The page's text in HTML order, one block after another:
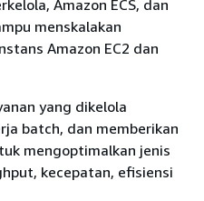
Amazon ECS, dan
menskalakan
Amazon EC2 dan
yang dikelola
batch, dan memberikan
mengoptimalkan jenis
kecepatan, efisiensi